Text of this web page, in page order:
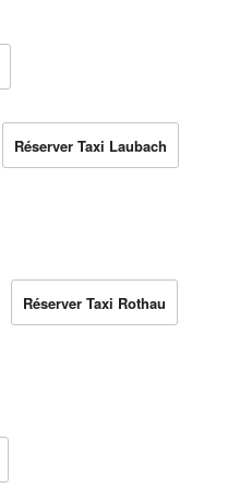
Réserver Taxi Laubach
Réserver Taxi Rothau